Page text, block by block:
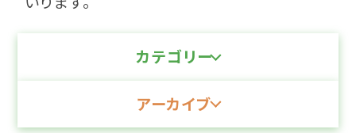
カテゴリー
アーカイブ